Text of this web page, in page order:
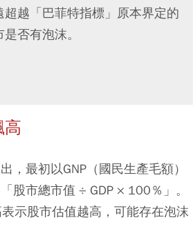
越「巴菲特指標」原本界定的
否有泡沫。
高
最初以GNP（國民生產毛額）
股市總市值 ÷ GDP × 100％」。
示股市估值越高，可能存在泡沫